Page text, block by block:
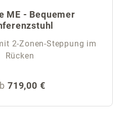
ME - Bequemer
2-Zonen-Steppung im
Rücken
Preis:
719,00 €